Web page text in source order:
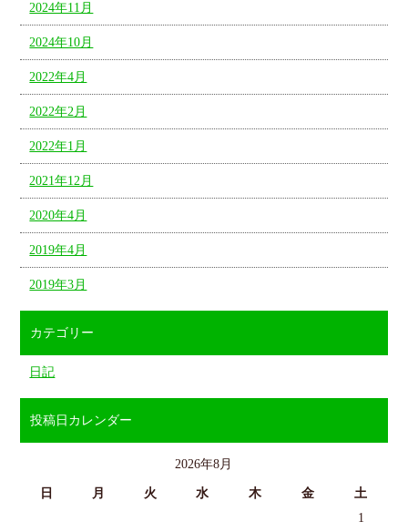
2024年11月
2024年10月
2022年4月
2022年2月
2022年1月
2021年12月
2020年4月
2019年4月
2019年3月
カテゴリー
日記
投稿日カレンダー
2026年8月
日 月 火 水 木 金
土
1